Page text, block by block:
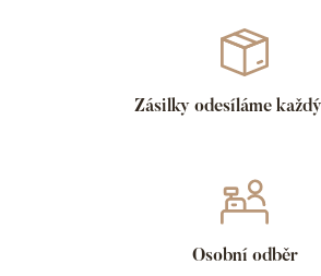
Zásilky odesíláme
Osobní odběr